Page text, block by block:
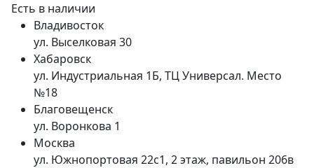
Есть в наличии
Владивосток
ул. Выселковая 30
Хабаровск
ул. Индустриальная 1Б, ТЦ Универсал. Место
№18
Благовещенск
ул. Воронкова 1
Москва
ул. Южнопортовая 22с1, 2 этаж, павильон 206в